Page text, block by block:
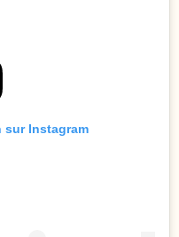
sur Instagram